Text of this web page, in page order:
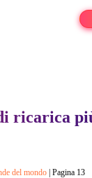
ricarica
del mondo Pagina 13